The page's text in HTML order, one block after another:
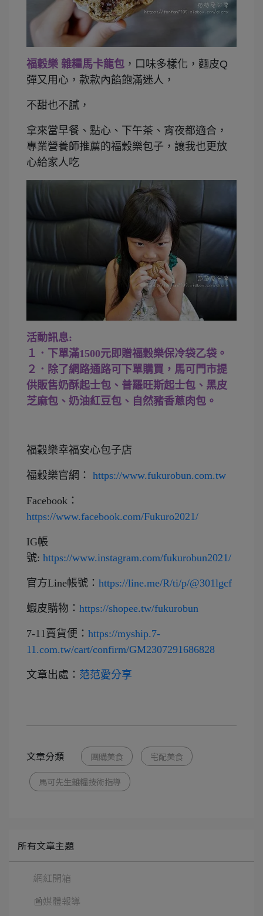
福穀樂 雜糧馬卡龍包 ，口味多樣化，麵皮Q
彈又用心，款款內餡飽滿迷人，
不甜也不膩，
拿來當早餐、點心、下午茶、宵夜都適合，
專業營養師推薦的福穀樂包子，讓我也更放
心給家人吃
活動訊息:
１．下單滿1500元即贈福穀樂保冷袋乙袋。
２．除了網路通路可下單購買，馬可門市提
供販售奶酥起士包、普羅旺斯起士包、黑皮
芝麻包、奶油紅豆包、自然豬香蔥肉包。
福穀樂幸福安心包子店
福穀樂官網： https://www.fukurobun.com.tw
Facebook：
https://www.facebook.com/Fukuro2021/
IG帳
號: https://www.instagram.com/fukurobun2021/
官方Line帳號： https://line.me/R/ti/p/@301lgcf
蝦皮購物： https://shopee.tw/fukurobun
7-11賣貨便： https://myship.7-
11.com.tw/cart/confirm/GM2307291686828
文章出處： 范范愛分享
文章分類 團購美食 宅配美食
馬可先生雜糧技術指導
所有文章主題
網紅開箱
📰媒體報導